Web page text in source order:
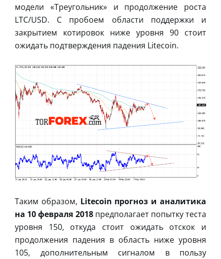
модели «Треугольник» и продолжение роста
LTC/USD. С пробоем области поддержки и
закрытием котировок ниже уровня 90 стоит
ожидать подтверждения падения Litecoin.
Таким образом, Litecoin прогноз и аналитика
на 10 февраля 2018предполагает попытку теста
уровня 150, откуда стоит ожидать отскок и
продолжения падения в область ниже уровня
105, дополнительным сигналом в пользу